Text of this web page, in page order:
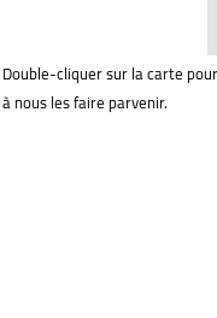
Double-cliquer sur la carte
à nous les faire parvenir.